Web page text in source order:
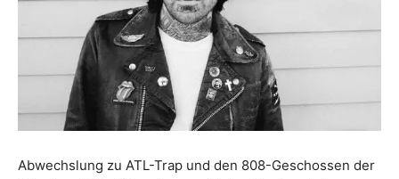
Abwechslung zu ATL-Trap und den 808-Geschossen der